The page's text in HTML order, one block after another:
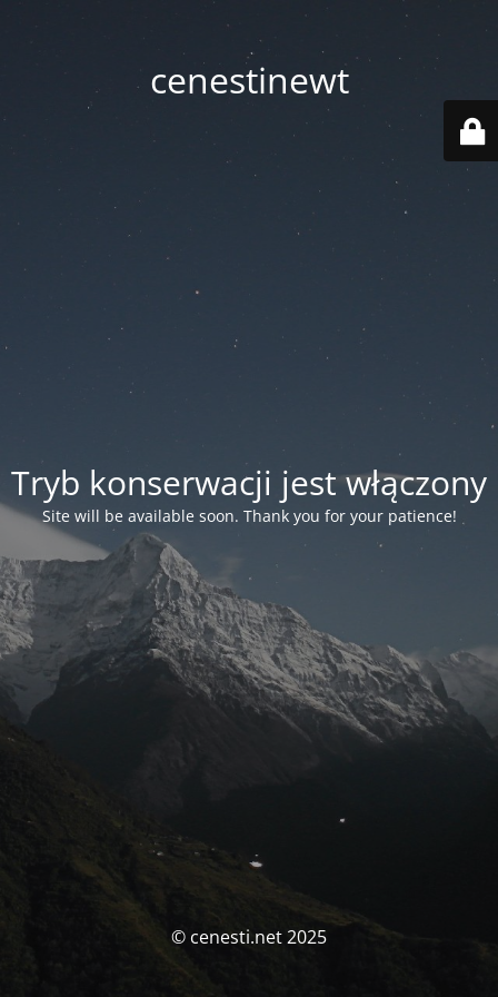
cenestinewt
Tryb konserwacji jest włączony
Site will be available soon. Thank you for your patience!
© cenesti.net 2025